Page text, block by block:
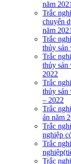
năm
Trắc
chuyển
năm
Trắc
thủy sản
Trắc
thủy sản
2022
Trắc
thủy sản
– 2022
Trắc
án năm
Trắc
nghiệp
Trắc
Trắc